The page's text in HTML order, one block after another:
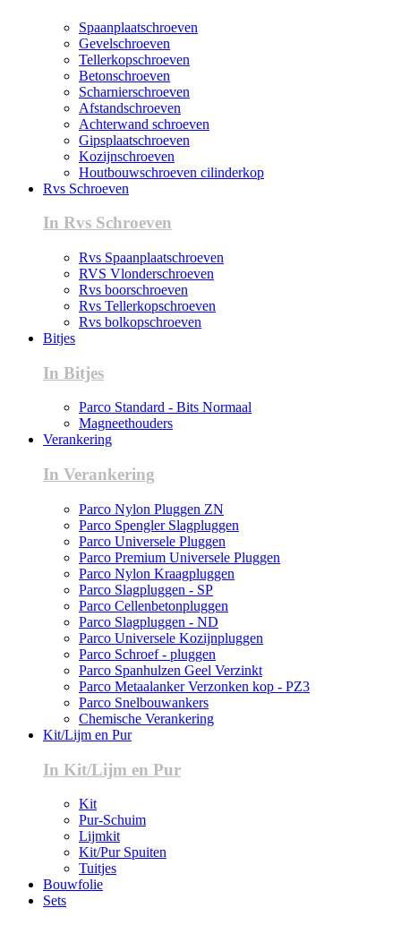
Spaanplaatschroeven
Gevelschroeven
Tellerkopschroeven
Betonschroeven
Scharnierschroeven
Afstandschroeven
Achterwand schroeven
Gipsplaatschroeven
Kozijnschroeven
Houtbouwschroeven cilinderkop
Rvs Schroeven
In Rvs Schroeven
Rvs Spaanplaatschroeven
RVS Vlonderschroeven
Rvs boorschroeven
Rvs Tellerkopschroeven
Rvs bolkopschroeven
Bitjes
In Bitjes
Parco Standard - Bits Normaal
Magneethouders
Verankering
In Verankering
Parco Nylon Pluggen ZN
Parco Spengler Slagpluggen
Parco Universele Pluggen
Parco Premium Universele Pluggen
Parco Nylon Kraagpluggen
Parco Slagpluggen - SP
Parco Cellenbetonpluggen
Parco Slagpluggen - ND
Parco Universele Kozijnpluggen
Parco Schroef - pluggen
Parco Spanhulzen Geel Verzinkt
Parco Metaalanker Verzonken kop - PZ3
Parco Snelbouwankers
Chemische Verankering
Kit/Lijm en Pur
In Kit/Lijm en Pur
Kit
Pur-Schuim
Lijmkit
Kit/Pur Spuiten
Tuitjes
Bouwfolie
Sets